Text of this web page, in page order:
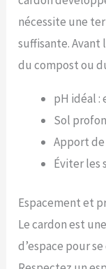
nécessite une
suffisante. Avant
du compost ou
pH idéal
Sol
Apport
Éviter les
Espacement et
Le cardon est
d’espace pour